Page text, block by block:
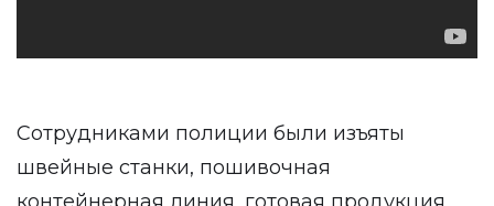
Сотрудниками полиции были изъяты
швейные станки, пошивочная